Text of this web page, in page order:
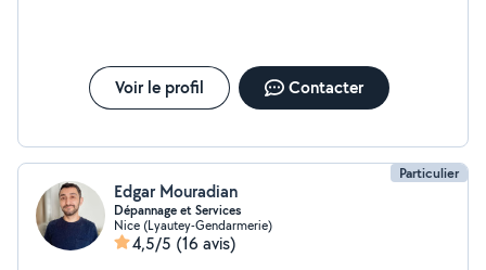
Voir le profil Contacter
Particulier
Edgar Mouradian
Dépannage et Services
Nice (Lyautey-Gendarmerie)
4,5/5 (16 avis)